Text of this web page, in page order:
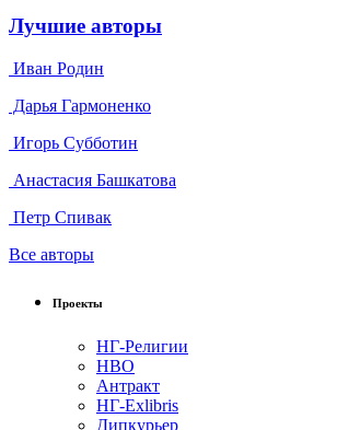
Лучшие авторы
Иван Родин
Дарья Гармоненко
Игорь Субботин
Анастасия Башкатова
Петр Спивак
Все авторы
Проекты
НГ-Религии
НВО
Антракт
НГ-Exlibris
Дипкурьер